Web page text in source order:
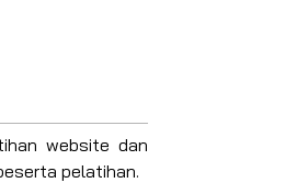
website dan
pelatihan.